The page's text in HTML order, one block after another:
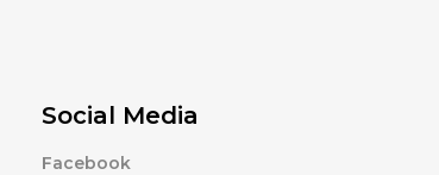
Social Media
Facebook